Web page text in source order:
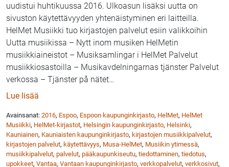
uudistui huhtikuussa 2016. Ulkoasun lisäksi uutta on
sivuston käytettävyyden yhtenäistyminen eri laitteilla.
HelMet Musiikki tuo kirjastojen palvelut esiin valikkoihin
Uutta musiikissa – Nytt inom musiken HelMetin
musiikkiaineistot – Musiksamlingar i HelMet Palvelut
musiikkiosastoilla – Musikavdelningarnas tjänster Palvelut
verkossa – Tjänster på nätet…
Lue lisää
Avainsanat: 2016, Espoo, Espoon kaupunginkirjasto, HelMet, HelMet
Musiikki, HelMet-kirjastot, Helsingin kaupunginkirjasto, Helsinki,
Kauniainen, Kauniaisten kaupunginkirjasto, kirjastojen musiikkipalvelut,
kirjastojen palvelut, käytettävyys, Musa-HelMet, Musiikin ytimessä,
musiikkipalvelut, palvelut, pääkaupunkiseutu, tiedottaminen, tiedotus,
upokkeet, Vantaa, Vantaan kaupunginkirjasto, verkkopalvelut, verkkosivut,